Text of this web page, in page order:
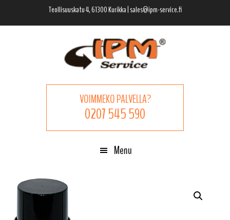
pääsisältöön
ensisijaiseen
alatunnisteeseen
Teollisuuskatu 4, 61300 Kurikka | sales@ipm-service.fi
VOIMMEKO PALVELLA?
0207 545 590
Menu